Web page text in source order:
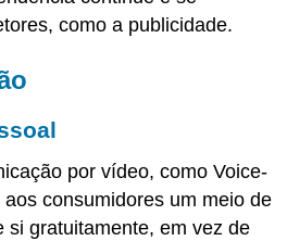
como a publicidade.
por vídeo, como Voice-
consumidores um meio de
si gratuitamente, em vez de